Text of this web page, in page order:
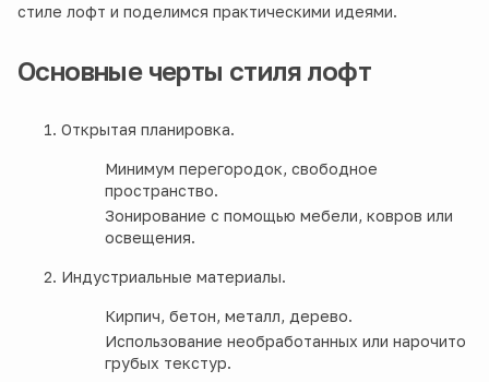
стиле лофт и поделимся практическими идеями.
Основные черты стиля лофт
Открытая планировка.
Минимум перегородок, свободное
пространство.
Зонирование с помощью мебели, ковров или
освещения.
Индустриальные материалы.
Кирпич, бетон, металл, дерево.
Использование необработанных или нарочито
грубых текстур.